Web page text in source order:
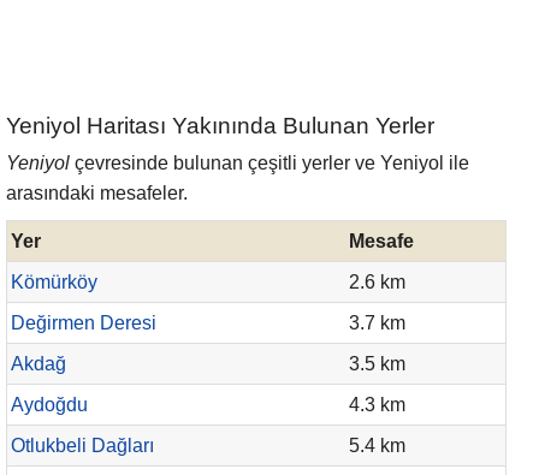
Yeniyol Haritası Yakınında Bulunan Yerler
Yeniyol çevresinde bulunan çeşitli yerler ve Yeniyol ile
arasındaki mesafeler.
Yer
Mesafe
Kömürköy
2.6 km
Değirmen Deresi
3.7 km
Akdağ
3.5 km
Aydoğdu
4.3 km
Otlukbeli Dağları
5.4 km